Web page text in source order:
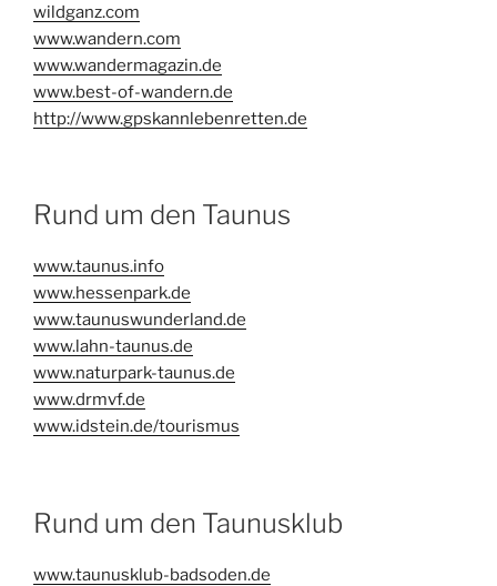
wildganz.com
www.wandern.com
www.wandermagazin.de
www.best-of-wandern.de
http://www.gpskannlebenretten.de
Rund um den Taunus
www.taunus.info
www.hessenpark.de
www.taunuswunderland.de
www.lahn-taunus.de
www.naturpark-taunus.de
www.drmvf.de
www.idstein.de/tourismus
Rund um den Taunusklub
www.taunusklub-badsoden.de